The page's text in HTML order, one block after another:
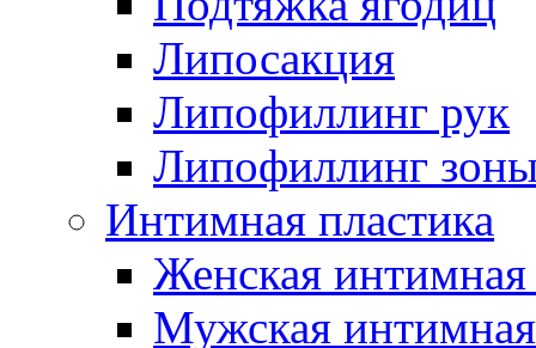
Липосакция
Липофиллинг рук
Липофиллинг зоны
Интимная пластика
Женская интимная
Мужская